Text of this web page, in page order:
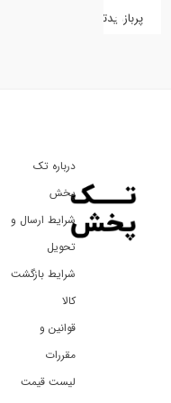
کفش
سفر
تفریح
پربازدیدترین
درباره تک
پخش
شرایط ارسال و
تحویل
شرایط بازگشت
کالا
قوانین و
مقررات
لیست قیمت